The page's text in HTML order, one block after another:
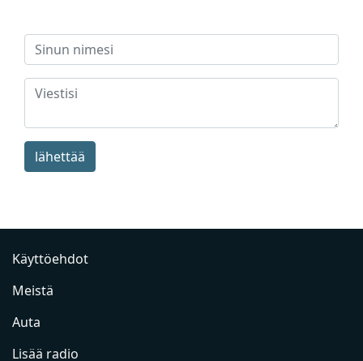
lähettää
Käyttöehdot
Meistä
Auta
Lisää radio